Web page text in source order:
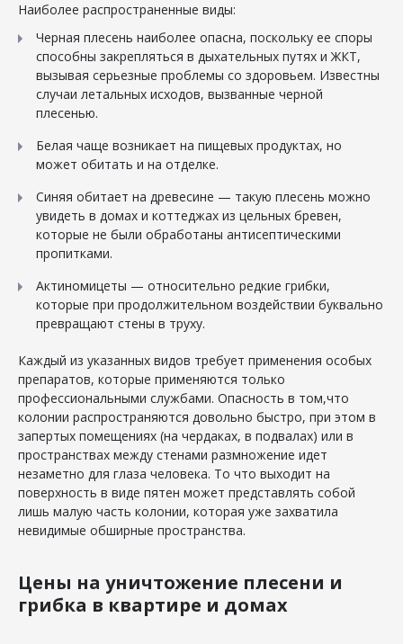
Наиболее распространенные виды:
Черная плесень наиболее опасна, поскольку ее споры
способны закрепляться в дыхательных путях и ЖКТ,
вызывая серьезные проблемы со здоровьем. Известны
случаи летальных исходов, вызванные черной
плесенью.
Белая чаще возникает на пищевых продуктах, но
может обитать и на отделке.
Синяя обитает на древесине — такую плесень можно
увидеть в домах и коттеджах из цельных бревен,
которые не были обработаны антисептическими
пропитками.
Актиномицеты — относительно редкие грибки,
которые при продолжительном воздействии буквально
превращают стены в труху.
Каждый из указанных видов требует применения особых
препаратов, которые применяются только
профессиональными службами. Опасность в том,что
колонии распространяются довольно быстро, при этом в
запертых помещениях (на чердаках, в подвалах) или в
пространствах между стенами размножение идет
незаметно для глаза человека. То что выходит на
поверхность в виде пятен может представлять собой
лишь малую часть колонии, которая уже захватила
невидимые обширные пространства.
Цены на уничтожение плесени и
грибка в квартире и домах